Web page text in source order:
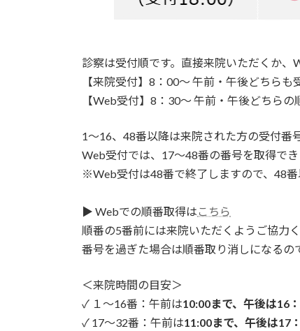
診察は受付順です。直接来院いただくか、
【来院受付】8：00～ 午前・午後どちらも
【Web受付】8：30～ 午前・午後どちら
1～16、48番以降は来院された方の受付番
Web受付では、17～48番の番号を取得でき
※Web受付は48番で終了しますので、48番
▶ Webでの順番取得は こちら
順番の5番前には来院いただくようご協力く
番号を過ぎた場合は順番取り消しになるの
＜来院時間の目安＞
✓ １～16番：午前は10:00まで、午後は16
✓ 17～32番：午前は11:00まで、午後は17